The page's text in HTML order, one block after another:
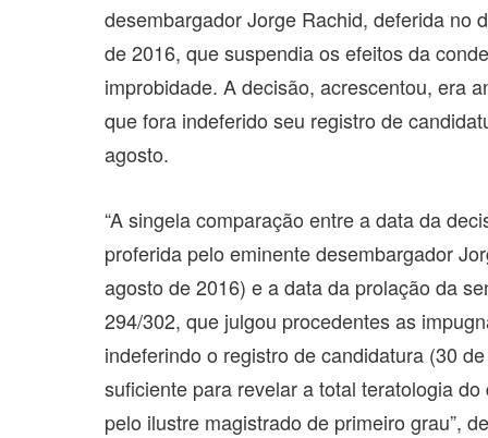
desembargador Jorge Rachid, deferida no
de 2016, que suspendia os efeitos da
improbidade. A decisão, acrescentou, era
que fora indeferido seu registro de
agosto.
“A singela comparação entre a data da
proferida pelo eminente desembargador
agosto de 2016) e a data da prolação da
294/302, que julgou procedentes as
indeferindo o registro de candidatura (30
suficiente para revelar a total teratologia
pelo ilustre magistrado de primeiro grau”,